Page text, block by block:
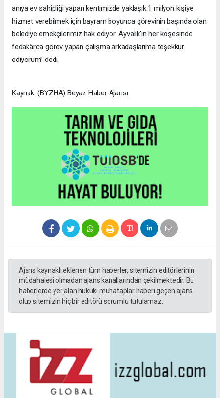
anıya ev sahipliği yapan kentimizde yaklaşık 1 milyon kişiye
hizmet verebilmek için bayram boyunca görevinin başında olan
belediye emekçilerimiz hak ediyor. Ayvalık’ın her köşesinde
fedakârca görev yapan çalışma arkadaşlarıma teşekkür
ediyorum” dedi.
Kaynak: (BYZHA) Beyaz Haber Ajansı
Ajans kaynaklı eklenen tüm haberler, sitemizin editörlerinin
müdahalesi olmadan ajans kanallarından çekilmektedir. Bu
haberlerde yer alan hukuki muhataplar haberi geçen ajans
olup sitemizin hiç bir editörü sorumlu tutulamaz.